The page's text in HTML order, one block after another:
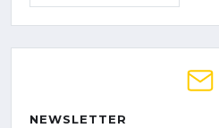
NEWSLETTER